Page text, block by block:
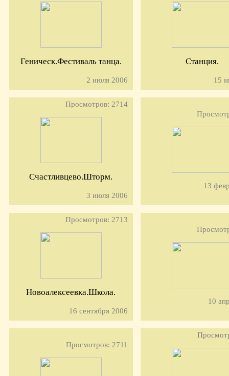
Геническ.Фестиваль танца.
2 июля 2006
Станция.
15
Просмотров: 2714
Счастливцево.Шторм.
3 июля 2006
13
Просмотров: 2713
Новоалексеевка.Школа.
16 сентября 2006
10
Просмотров: 2711